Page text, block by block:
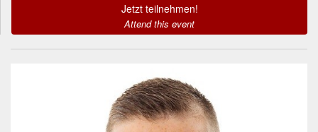
Jetzt teilnehmen!
Attend this event
Informationen zum
Referenten